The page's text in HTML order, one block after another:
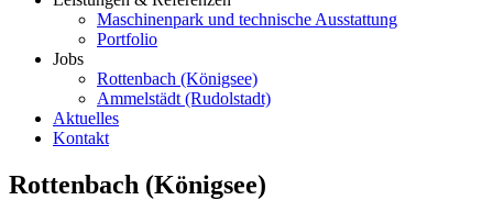
Maschinenpark und technische Ausstattung
Portfolio
Jobs
Rottenbach (Königsee)
Ammelstädt (Rudolstadt)
Aktuelles
Kontakt
Rottenbach (Königsee)